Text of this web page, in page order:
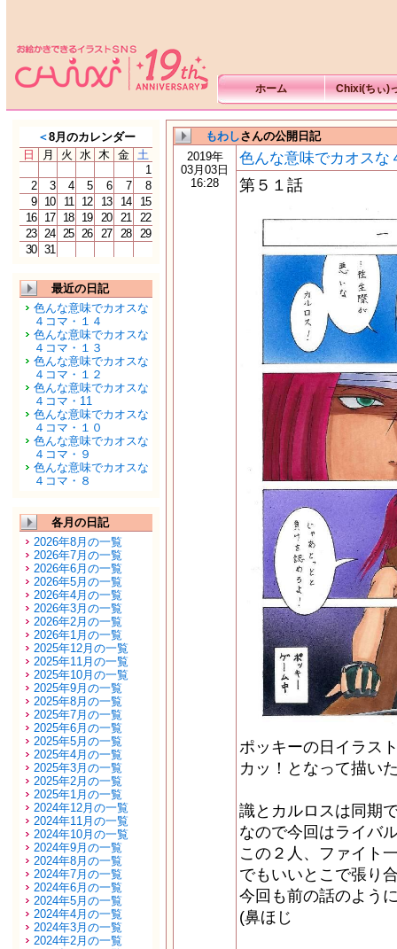
ホーム Chixi(ちぃ)
＜8月のカレンダー
日
月 火 水 木 金 土
1
2
3 4 5 6 7
8
9
10 11 12 13 14
15
16
17 18 19 20 21
22
23 24 25 26 27 28
29
30 31
最近の日記
色んな意味でカオスな
４コマ・１４
色んな意味でカオスな
４コマ・１３
色んな意味でカオスな
４コマ・１２
色んな意味でカオスな
４コマ・11
色んな意味でカオスな
４コマ・１０
色んな意味でカオスな
４コマ・９
色んな意味でカオスな
４コマ・８
各月の日記
2026年8月の一覧
2026年7月の一覧
2026年6月の一覧
2026年5月の一覧
2026年4月の一覧
2026年3月の一覧
2026年2月の一覧
2026年1月の一覧
2025年12月の一覧
2025年11月の一覧
2025年10月の一覧
2025年9月の一覧
2025年8月の一覧
2025年7月の一覧
2025年6月の一覧
2025年5月の一覧
2025年4月の一覧
2025年3月の一覧
2025年2月の一覧
2025年1月の一覧
2024年12月の一覧
2024年11月の一覧
2024年10月の一覧
2024年9月の一覧
2024年8月の一覧
2024年7月の一覧
2024年6月の一覧
2024年5月の一覧
2024年4月の一覧
2024年3月の一覧
2024年2月の一覧
もわしさんの公開日記
2019年
03月03日
16:28
色んな意味でカオスな
第５１話
ポッキーの日イラス
カッ！となって描い
識とカルロスは同期
なので今回はライバ
この２人、ファイト
でもいいとこで張り
今回も前の話のよう
(鼻ほじ